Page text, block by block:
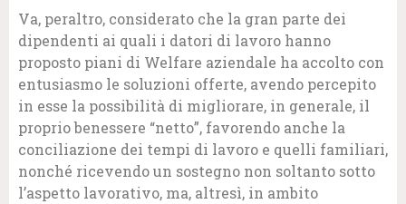
Va, peraltro, considerato che la gran parte dei
dipendenti ai quali i datori di lavoro hanno
proposto piani di Welfare aziendale ha accolto con
entusiasmo le soluzioni offerte, avendo percepito
in esse la possibilità di migliorare, in generale, il
proprio benessere “netto”, favorendo anche la
conciliazione dei tempi di lavoro e quelli familiari,
nonché ricevendo un sostegno non soltanto sotto
l’aspetto lavorativo, ma, altresì, in ambito